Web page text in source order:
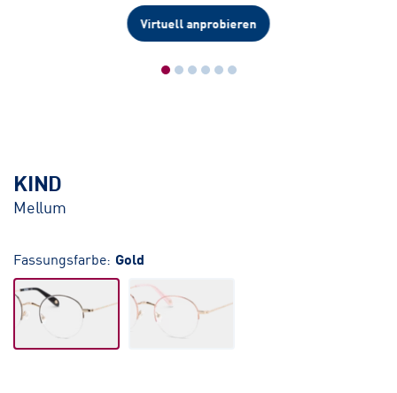
Virtuell anprobieren
KIND
Mellum
Fassungsfarbe: Gold